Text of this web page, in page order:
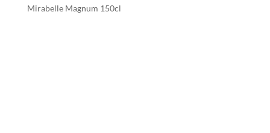
Mirabelle Magnum 150cl